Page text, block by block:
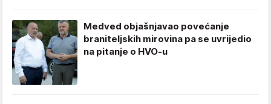
Medved objašnjavao povećanje
braniteljskih mirovina pa se uvrijedio
na pitanje o HVO-u